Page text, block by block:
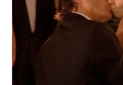
MAJALENGKA